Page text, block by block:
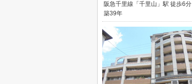
阪急千里線「千里山」駅 徒歩6分
築39年